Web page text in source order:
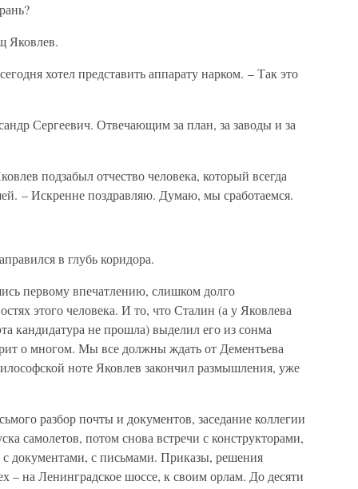
Яковлев.
хотел представить аппарату нарком. – Так это
Сергеевич. Отвечающим за план, за заводы и за
подзабыл отчество человека, который всегда
– Искренне поздравляю. Думаю, мы сработаемся.
в глубь коридора.
первому впечатлению, слишком долго
этого человека. И то, что Сталин (а у Яковлева
кандидатура не прошла) выделил его из сонма
о многом. Мы все должны ждать от Дементьева
ноте Яковлев закончил размышления, уже
разбор почты и документов, заседание коллегии
самолетов, потом снова встречи с конструкторами,
документами, с письмами. Приказы, решения
на Ленинградское шоссе, к своим орлам. До десяти